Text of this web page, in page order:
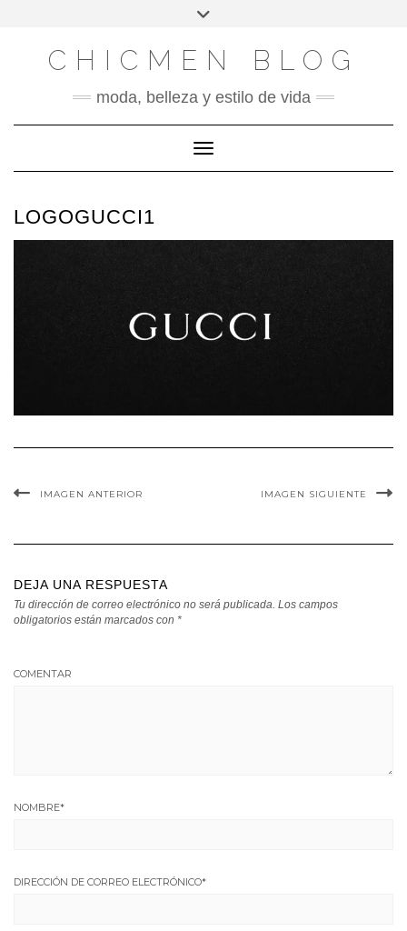
Alternar
cabecera
CHICMEN BLOG
moda, belleza y estilo de vida
Cambiar modo de navegación
LOGOGUCCI1
IMAGEN ANTERIOR IMAGEN SIGUIENTE
DEJA UNA RESPUESTA
Tu dirección de correo electrónico no será publicada. Los campos
obligatorios están marcados con *
COMENTAR
NOMBRE*
DIRECCIÓN DE CORREO ELECTRÓNICO*